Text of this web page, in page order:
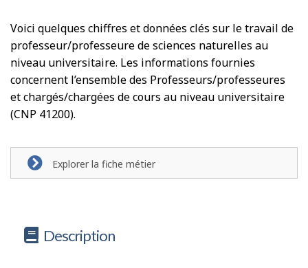
Voici quelques chiffres et données clés sur le travail de
professeur/professeure de sciences naturelles au
niveau universitaire. Les informations fournies
concernent l’ensemble des Professeurs/professeures
et chargés/chargées de cours au niveau universitaire
(CNP 41200).
Explorer la fiche métier
Description